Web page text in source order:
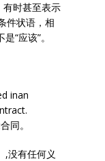
时甚至表示
件状语，相
“应该”。
inan
同。
,没有任何义